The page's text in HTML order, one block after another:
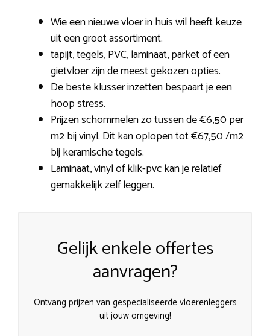
Wie een nieuwe vloer in huis wil heeft keuze
uit een groot assortiment.
tapijt, tegels, PVC, laminaat, parket of een
gietvloer zijn de meest gekozen opties.
De beste klusser inzetten bespaart je een
hoop stress.
Prijzen schommelen zo tussen de €6,50 per
m2 bij vinyl. Dit kan oplopen tot €67,50 /m2
bij keramische tegels.
Laminaat, vinyl of klik-pvc kan je relatief
gemakkelijk zelf leggen.
Gelijk enkele offertes
aanvragen?
Ontvang prijzen van gespecialiseerde vloerenleggers
uit jouw omgeving!